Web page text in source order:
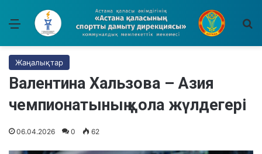
Мәзір
Жаңалықтар
Валентина Хальзова – Азия
чемпионатының қола жүлдегері
06.04.2026 0 62